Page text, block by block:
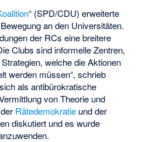
“ (SPD/CDU) erweiterte
an den Universitäten.
der RCs eine breitere
Clubs sind informelle Zentren,
welche die Aktionen
werden müssen“, schrieb
als antibürokratische
von Theorie und
Rätedemokratie und der
diskutiert und es wurde